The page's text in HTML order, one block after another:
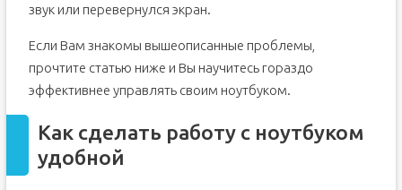
звук или перевернулся экран.
Если Вам знакомы вышеописанные проблемы,
прочтите статью ниже и Вы научитесь гораздо
эффективнее управлять своим ноутбуком.
Как сделать работу с ноутбуком
удобной